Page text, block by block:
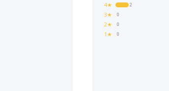
0
1★
0
2★
0
3★
2
4★